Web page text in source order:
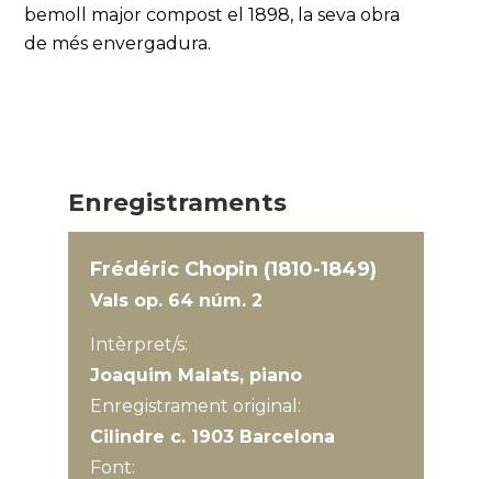
bemoll major compost el 1898, la seva obra
de més envergadura.
Enregistraments
Frédéric Chopin (1810-1849)
Vals op. 64 núm. 2
Intèrpret/s:
Joaquim Malats, piano
Enregistrament original:
Cilindre c. 1903 Barcelona
Font: